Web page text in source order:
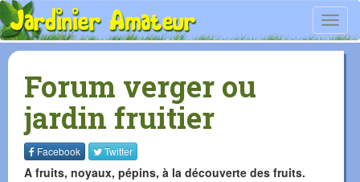
Forum verger ou
jardin fruitier
Facebook Twitter
A fruits, noyaux, pépins, à la découverte des fruits.